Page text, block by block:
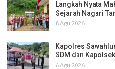
Langkah Nyata
Sejarah Nagari
8 Agu 2026
Kapolres
SDM dan
6 Agu 2026